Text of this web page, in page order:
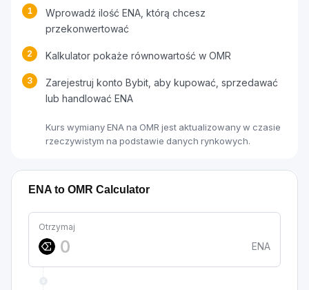
1
Wprowadź ilość ENA, którą chcesz
przekonwertować
2 Kalkulator pokaże równowartość w OMR
3
Zarejestruj konto Bybit, aby kupować, sprzedawać
lub handlować ENA
Kurs wymiany ENA na OMR jest aktualizowany w czasie
rzeczywistym na podstawie danych rynkowych.
ENA to OMR Calculator
Otrzymaj
ENA